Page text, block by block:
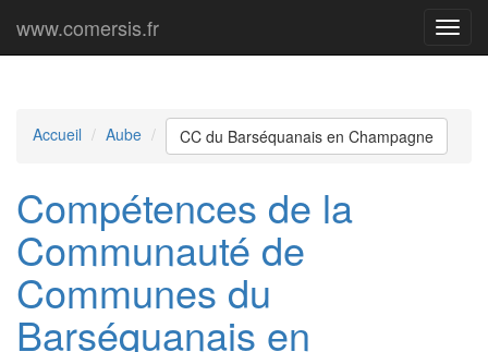
Menu
www.comersis.fr
Accueil Aube CC du Barséquanais en Champagne
Compétences de la
Communauté de
Communes du
Barséquanais en